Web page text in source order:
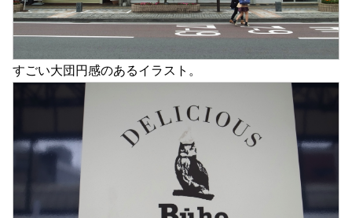
すごい大団円感のあるイラスト。